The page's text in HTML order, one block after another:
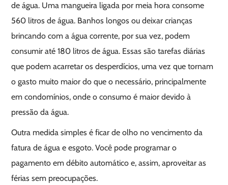
de água. Uma mangueira ligada por meia hora consome
560 litros de água. Banhos longos ou deixar crianças
brincando com a água corrente, por sua vez, podem
consumir até 180 litros de água. Essas são tarefas diárias
que podem acarretar os desperdícios, uma vez que tornam
o gasto muito maior do que o necessário, principalmente
em condomínios, onde o consumo é maior devido à
pressão da água.
Outra medida simples é ficar de olho no vencimento da
fatura de água e esgoto. Você pode programar o
pagamento em débito automático e, assim, aproveitar as
férias sem preocupações.